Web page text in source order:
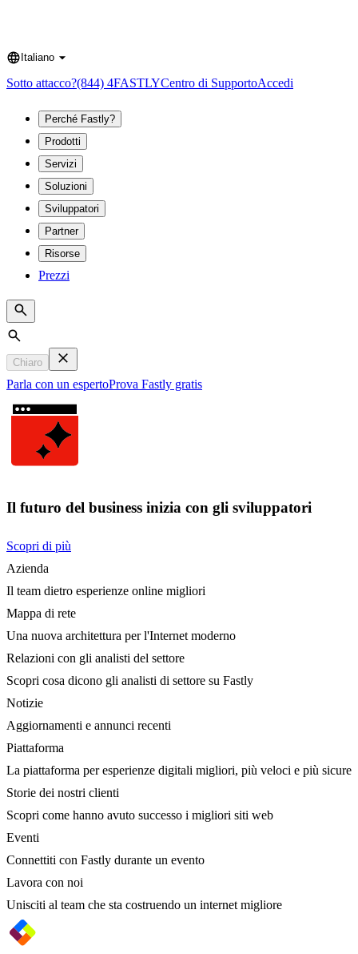
Language
Italiano
Sotto attacco?(844) 4FASTLYCentro di SupportoAccedi
Perché Fastly?
Prodotti
Servizi
Soluzioni
Sviluppatori
Partner
Risorse
Prezzi
Search
Chiaro
Parla con un espertoProva Fastly gratis
Il futuro del business inizia con gli sviluppatori
Scopri di più
Azienda
Il team dietro esperienze online migliori
Mappa di rete
Una nuova architettura per l'Internet moderno
Relazioni con gli analisti del settore
Scopri cosa dicono gli analisti di settore su Fastly
Notizie
Aggiornamenti e annunci recenti
Piattaforma
La piattaforma per esperienze digitali migliori, più veloci e più sicure
Storie dei nostri clienti
Scopri come hanno avuto successo i migliori siti web
Eventi
Connettiti con Fastly durante un evento
Lavora con noi
Unisciti al team che sta costruendo un internet migliore